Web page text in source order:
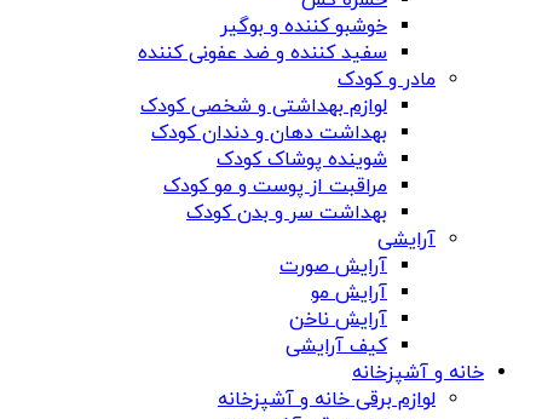
خوشبو کننده و بوگیر
سفید کننده و ضد عفونی کننده
مادر و کودک
لوازم بهداشتی و شخصی کودک
بهداشت دهان و دندان کودک
شوینده پوشاک کودک
مراقبت از پوست و مو کودک
بهداشت سر و بدن کودک
آرایشی
آرایش صورت
آرایش مو
آرایش ناخن
کیف آرایشی
خانه و آشپزخانه
لوازم برقی خانه و آشپزخانه